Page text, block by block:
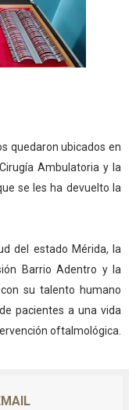
quedaron ubicados en
Ambulatoria y la
se les ha devuelto la
del estado Mérida, la
Barrio Adentro y la
su talento humano
pacientes a una vida
oftalmológica.